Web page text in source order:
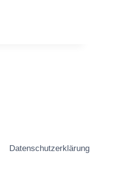
Datenschutzerklärung